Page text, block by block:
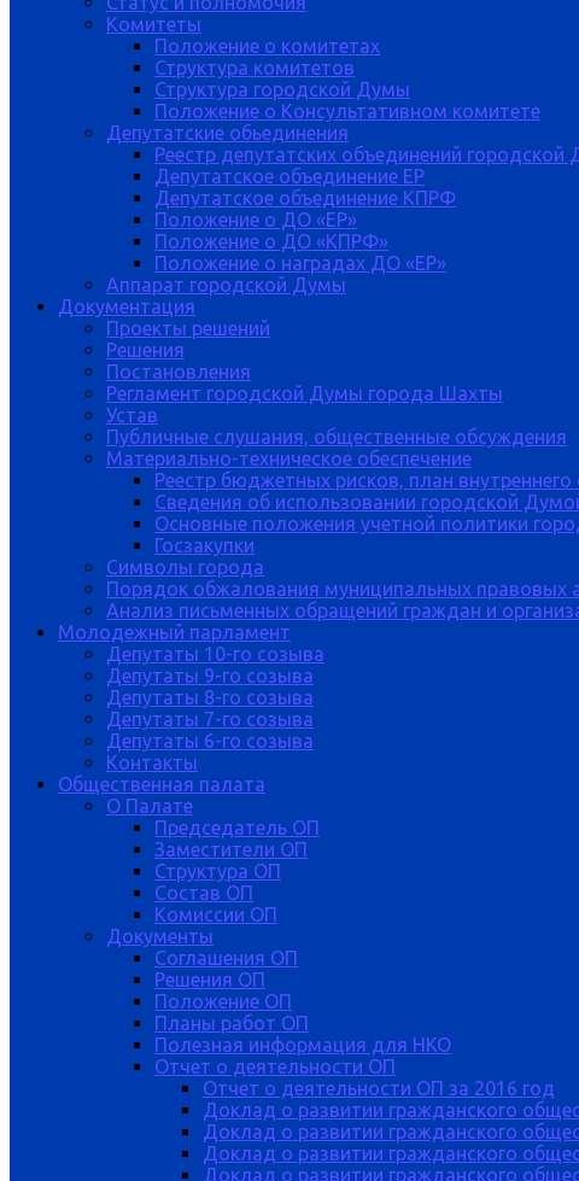
Комитеты
Положение о комитетах
Структура комитетов
Структура городской Думы
Положение о Консультативном комитете
Депутатские обьединения
Реестр депутатских объединений городской
Депутатское объединение ЕР
Депутатское объединение КПРФ
Положение о ДО «ЕР»
Положение о ДО «КПРФ»
Положение о наградах ДО «ЕР»
Аппарат городской Думы
Документация
Проекты решений
Решения
Постановления
Регламент городской Думы города Шахты
Устав
Публичные слушания, общественные обсуждения
Материально-техническое обеспечение
Реестр бюджетных рисков, план
Сведения об использовании городской
Основные положения учетной политики
Госзакупки
Символы города
Порядок обжалования муниципальных правовых
Анализ письменных обращений граждан и
Молодежный парламент
Депутаты 10-го созыва
Депутаты 9-го созыва
Депутаты 8-го созыва
Депутаты 7-го созыва
Депутаты 6-го созыва
Контакты
Общественная палата
О Палате
Председатель ОП
Заместители ОП
Структура ОП
Состав ОП
Комиссии ОП
Документы
Соглашения ОП
Решения ОП
Положение ОП
Планы работ ОП
Полезная информация для НКО
Отчет о деятельности ОП
Отчет о деятельности ОП за 2016 год
Доклад о развитии гражданского
Доклад о развитии гражданского
Доклад о развитии гражданского
Доклад о развитии гражданского